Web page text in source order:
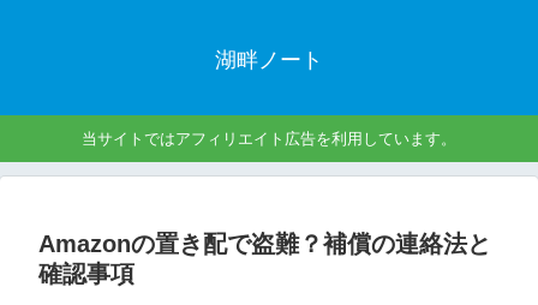
湖畔ノート
当サイトではアフィリエイト広告を利用しています。
Amazonの置き配で盗難？補償の連絡法と
確認事項